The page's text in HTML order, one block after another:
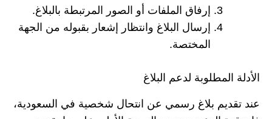
إرفاق الملفات أو الصور المرتبطة بالبلاغ.
إرسال البلاغ وانتظار إشعار بقبوله من الجهة
المختصة.
الأدلة المطلوبة لدعم البلاغ
عند تقديم بلاغ رسمي عن انتحال شخصية في السعودية،